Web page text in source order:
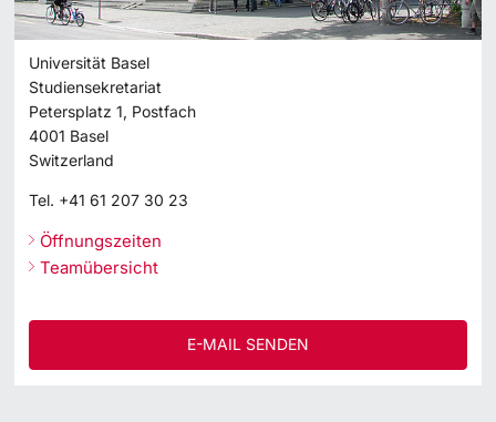
Universität Basel
Studiensekretariat
Petersplatz 1, Postfach
4001 Basel
Switzerland
Tel. +41 61 207 30 23
Öffnungszeiten
Teamübersicht
E-MAIL SENDEN